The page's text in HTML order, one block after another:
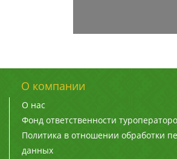
О компании
О нас
Фонд ответственности
Политика в отношении обработки
данных